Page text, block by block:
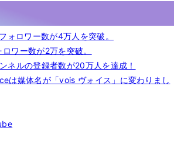
ロワー数が4万人を突破。
ワー数が2万を突破。
ルの登録者数が20万人を達成！
媒体名が「vois ヴォイス」に変わりまし